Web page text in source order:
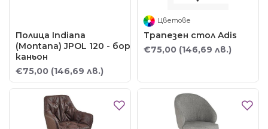
Полица Indiana
(Montana) JPOL 120 - бор
каньон
€75,00 (146,69 лв.)
Цветове
Трапезен стол Adis
€75,00 (146,69 лв.)